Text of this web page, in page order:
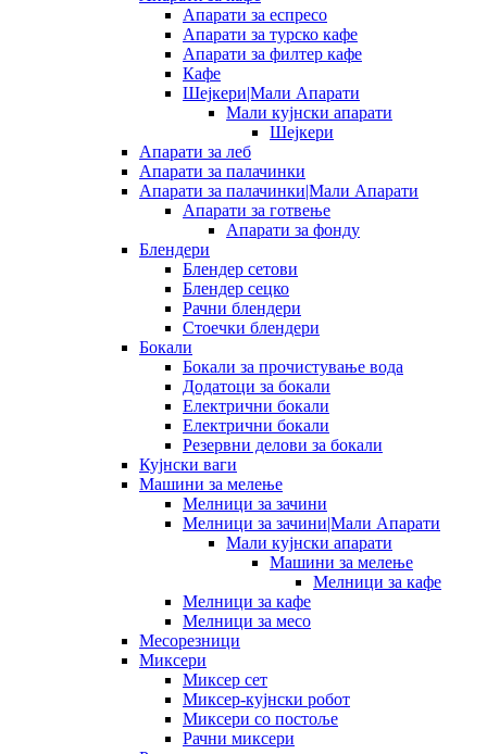
Апарати за еспресо
Апарати за турско кафе
Апарати за филтер кафе
Кафе
Шејкери|Мали Апарати
Мали кујнски апарати
Шејкери
Апарати за леб
Апарати за палачинки
Апарати за палачинки|Мали Апарати
Апарати за готвење
Апарати за фонду
Блендери
Блендер сетови
Блендер сецко
Рачни блендери
Стоечки блендери
Бокали
Бокали за прочистување вода
Додатоци за бокали
Електрични бокали
Електрични бокали
Резервни делови за бокали
Кујнски ваги
Машини за мелење
Мелници за зачини
Мелници за зачини|Мали Апарати
Мали кујнски апарати
Машини за мелење
Мелници за кафе
Мелници за кафе
Мелници за месо
Месорезници
Миксери
Миксер сет
Миксер-кујнски робот
Миксери со постоље
Рачни миксери